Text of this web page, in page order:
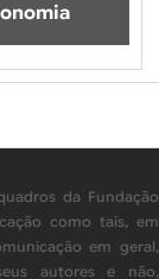
da Fundação
como tais, em
em geral,
autores e não,